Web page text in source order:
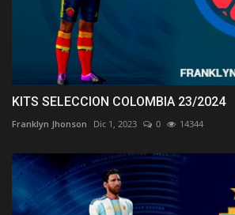
KITS SELECCION COLOMBIA 23/2024
Franklyn Jhonson Dic 1, 2023 0 14344